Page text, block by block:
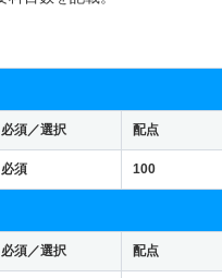
必須／選択 配点
必須 100
必須／選択 配点